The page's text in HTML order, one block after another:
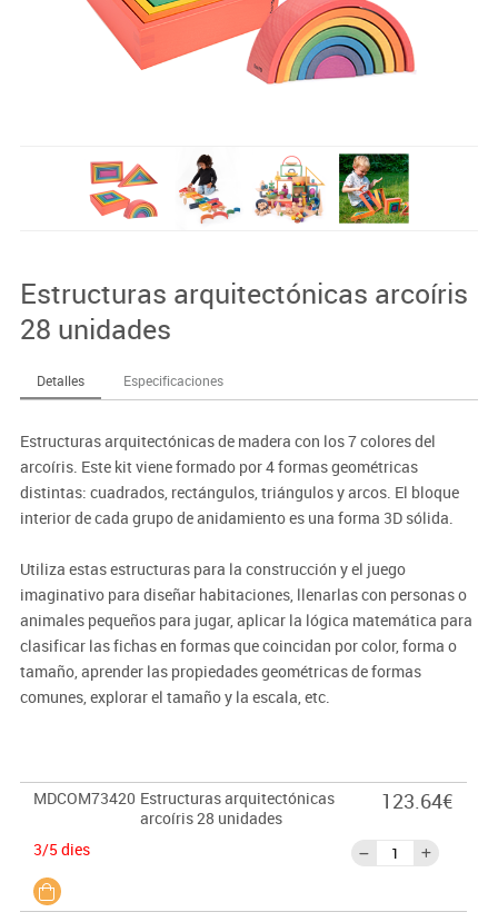
Estructuras arquitectónicas arcoíris
28 unidades
Detalles Especificaciones
Estructuras arquitectónicas de madera con los 7 colores del
arcoíris. Este kit viene formado por 4 formas geométricas
distintas: cuadrados, rectángulos, triángulos y arcos. El bloque
interior de cada grupo de anidamiento es una forma 3D sólida.
Utiliza estas estructuras para la construcción y el juego
imaginativo para diseñar habitaciones, llenarlas con personas o
animales pequeños para jugar, aplicar la lógica matemática para
clasificar las fichas en formas que coincidan por color, forma o
tamaño, aprender las propiedades geométricas de formas
comunes, explorar el tamaño y la escala, etc.
MDCOM73420 Estructuras arquitectónicas
arcoíris 28 unidades
3/5 dies
123.64€